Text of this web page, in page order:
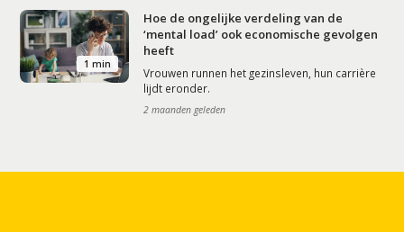
1 min
Hoe de ongelijke verdeling van de
‘mental load’ ook economische gevolgen
heeft
Vrouwen runnen het gezinsleven, hun carrière
lijdt eronder.
2 maanden geleden